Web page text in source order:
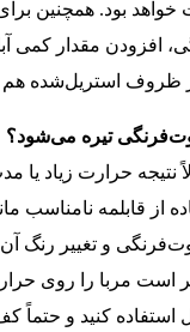
بود. همچنین
افزودن مقدار کمی
ظروف استریل‌شده
نتیجه حرارت زیاد
از قابلمه نامناسب
و تغییر رنگ
مربا را روی حرارت
استفاده کنید و